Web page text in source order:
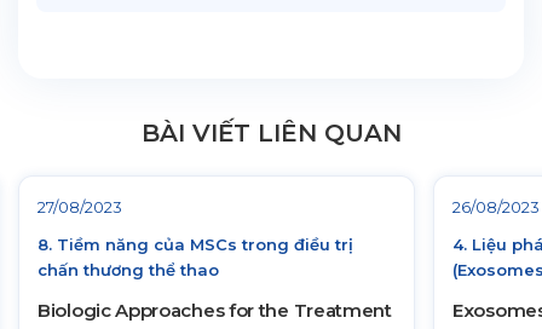
BÀI VIẾT LIÊN QUAN
27/08/2023
8. Tiềm năng của MSCs trong điều trị
chấn thương thể thao
Biologic Approaches for the Treatment
26/08/2023
4. Liệu